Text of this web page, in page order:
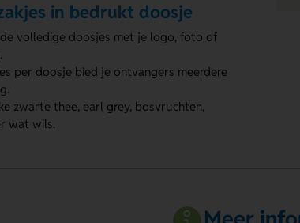
in bedrukt doosje
volledige doosjes met je logo, foto of
per doosje bied je ontvangers meerdere
zwarte thee, earl grey, bosvruchten,
wat wils.